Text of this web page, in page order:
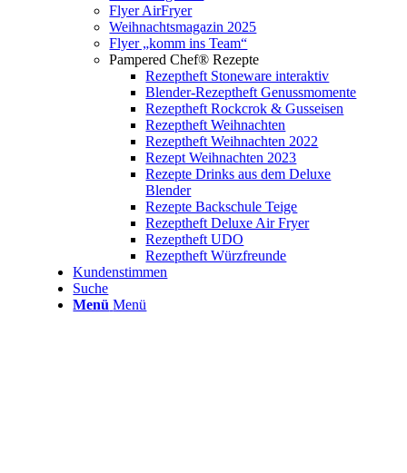
Flyer AirFryer
Weihnachtsmagazin 2025
Flyer „komm ins Team“
Pampered Chef® Rezepte
Rezeptheft Stoneware interaktiv
Blender-Rezeptheft Genussmomente
Rezeptheft Rockcrok & Gusseisen
Rezeptheft Weihnachten
Rezeptheft Weihnachten 2022
Rezept Weihnachten 2023
Rezepte Drinks aus dem Deluxe
Blender
Rezepte Backschule Teige
Rezeptheft Deluxe Air Fryer
Rezeptheft UDO
Rezeptheft Würzfreunde
Kundenstimmen
Suche
Menü Menü